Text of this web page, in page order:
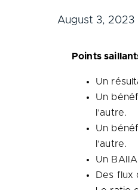
August 3, 2023
Points
Un
Un
l’autre.
Un
l’autre.
Un
Des flux